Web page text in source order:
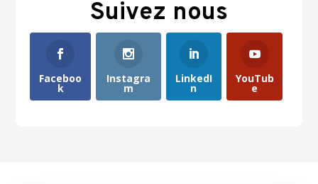
Suivez nous
Faceboo
k
Instagra
m
LinkedI
n
YouTub
e